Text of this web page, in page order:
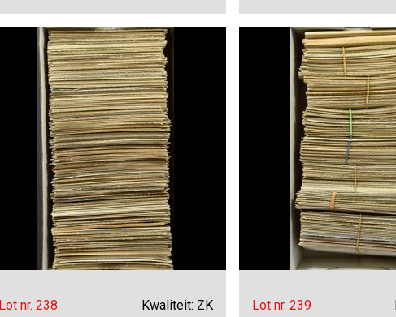
Lot nr. 238 Kwaliteit: ZK Lot nr. 239